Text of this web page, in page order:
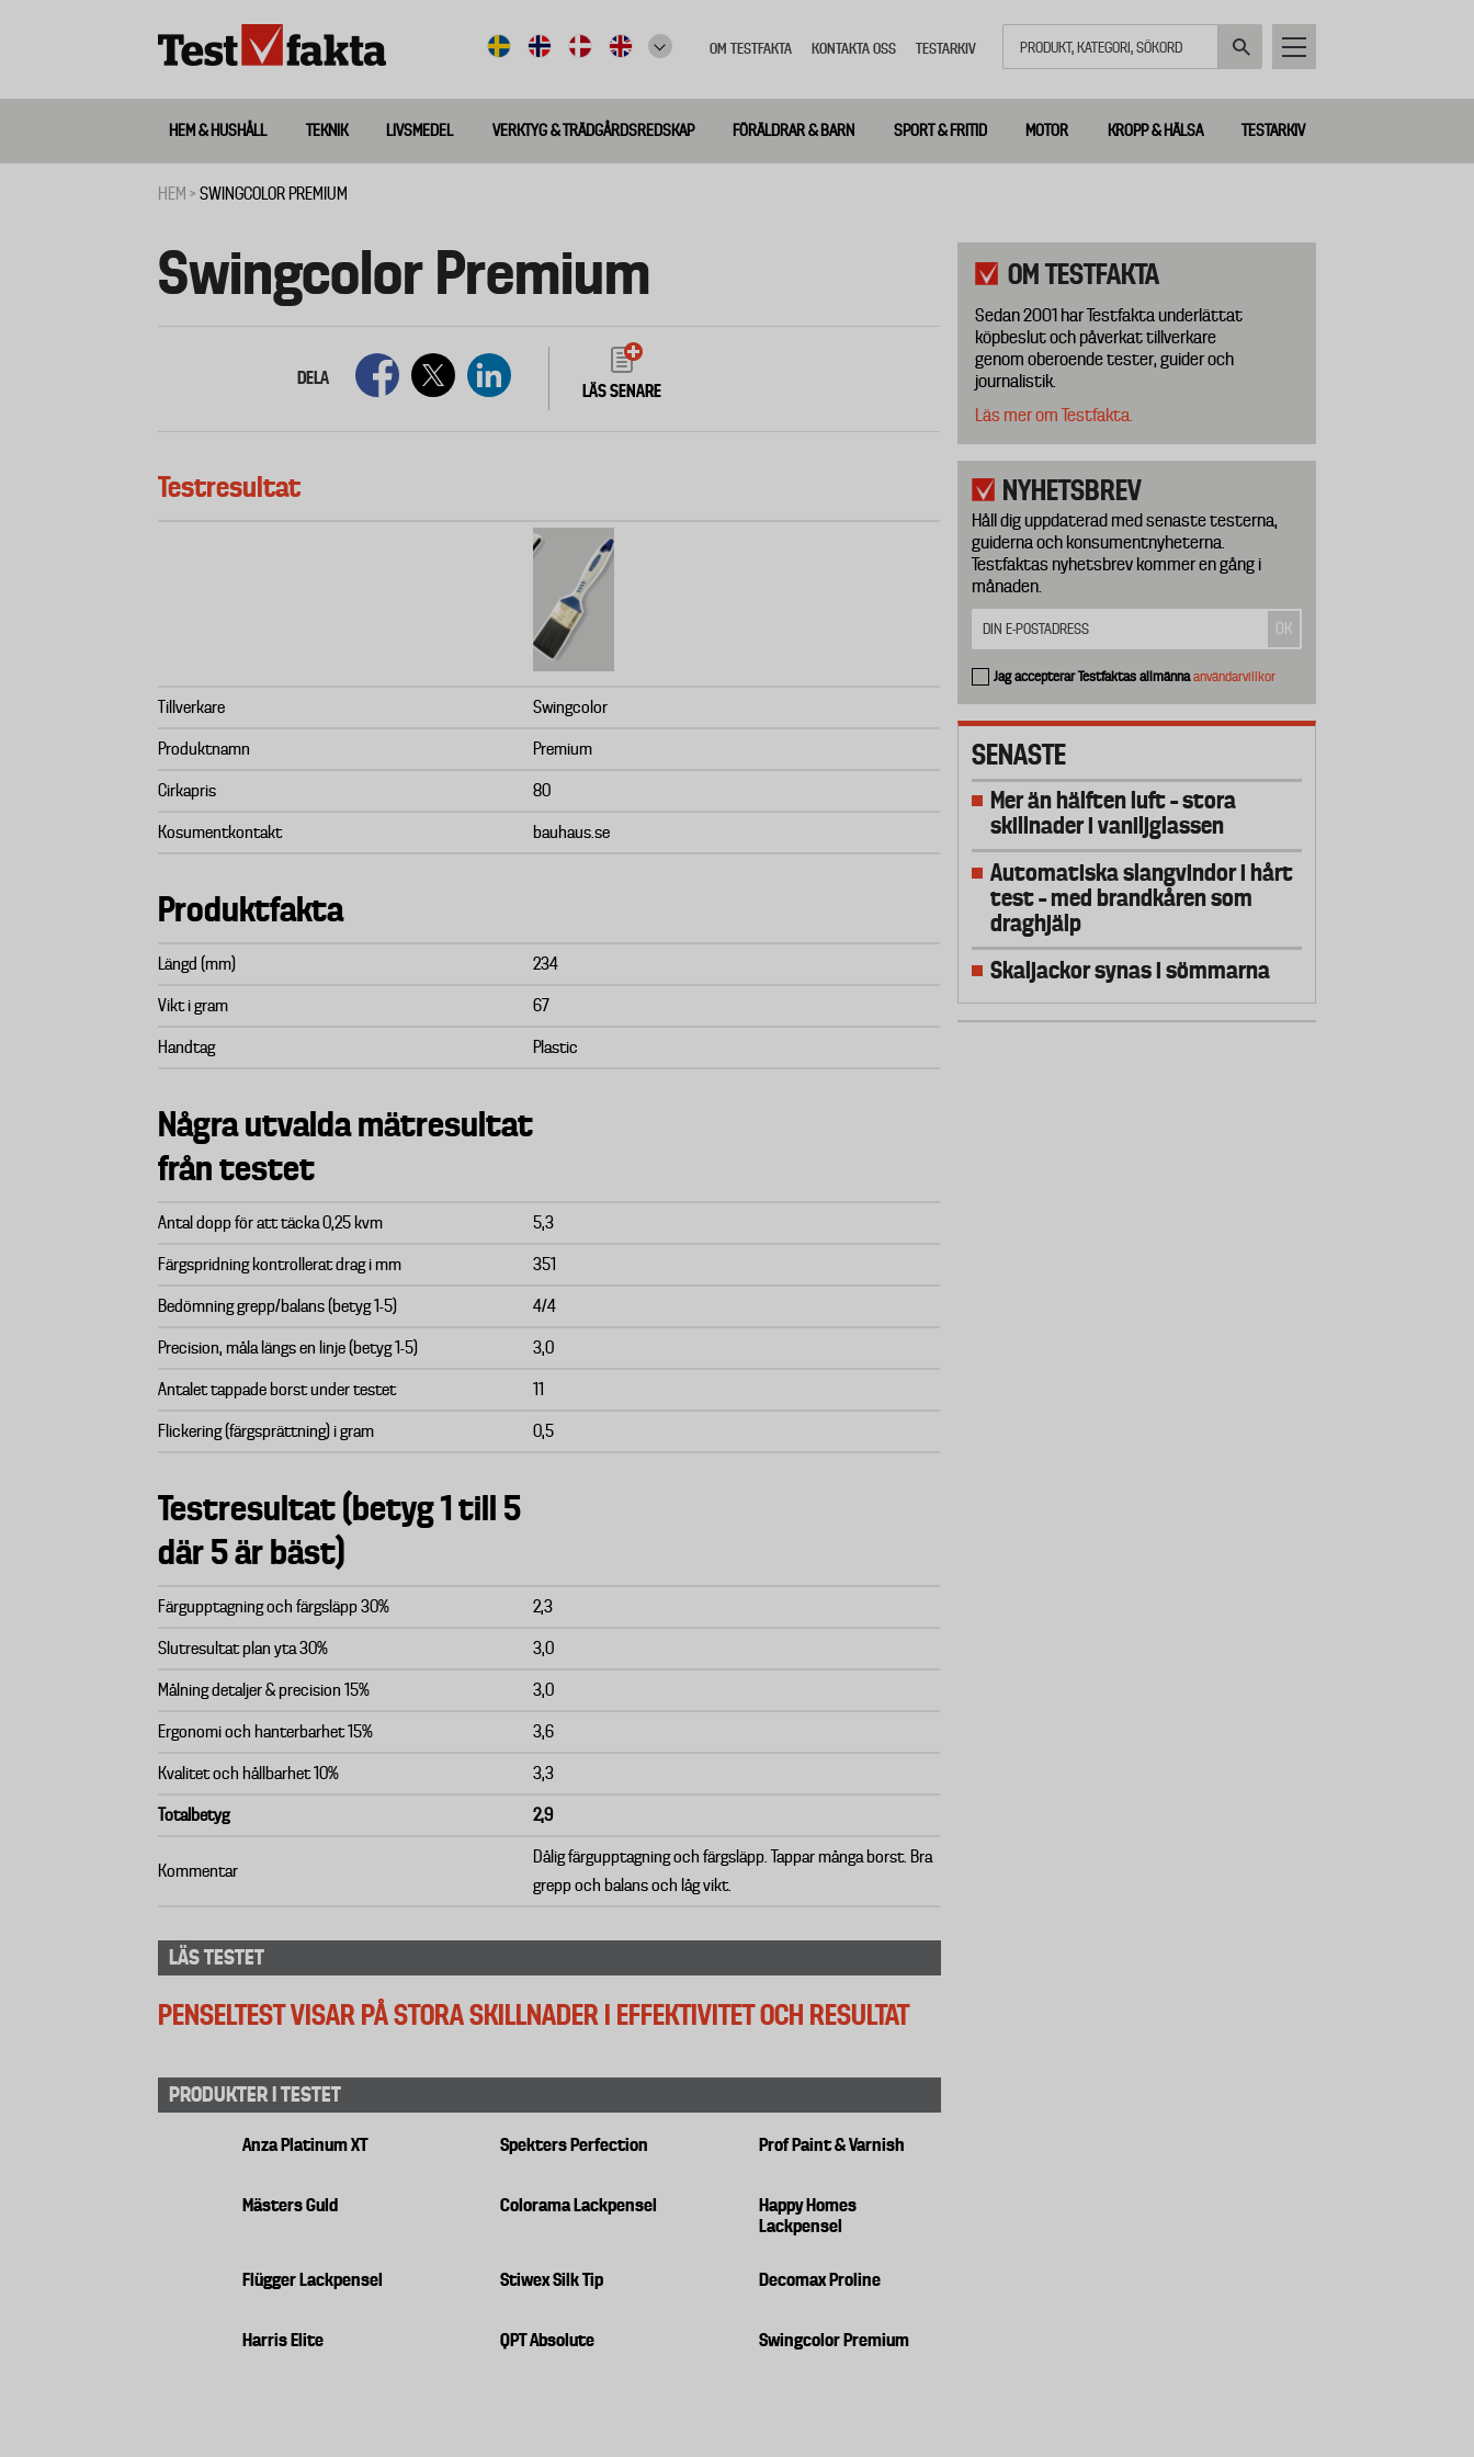
meny
OM TESTFAKTA KONTAKTA OSS TESTARKIV
Huvudmeny
ny
HEM & HUSHÅLL TEKNIK LIVSMEDEL VERKTYG & TRÄDGÅRDSREDSKAP FÖRÄLDRAR & BARN SPORT & FRITID MOTOR KROPP & HÄLSA TESTARKIV
HEM SWINGCOLOR PREMIUM
Swingcolor Premium
DELA
LÄS SENARE
Testresultat
Tillverkare Swingcolor
Produktnamn Premium
Cirkapris 80
Kosumentkontakt bauhaus.se
Produktfakta
Längd (mm) 234
Vikt i gram 67
Handtag Plastic
Några utvalda mätresultat
från testet
Antal dopp för att täcka 0,25 kvm 5,3
Färgspridning kontrollerat drag i mm 351
Bedömning grepp/balans (betyg 1-5) 4/4
Precision, måla längs en linje (betyg 1-5) 3,0
Antalet tappade borst under testet 11
Flickering (färgsprättning) i gram 0,5
Testresultat (betyg 1 till 5
där 5 är bäst)
Färgupptagning och färgsläpp 30% 2,3
Slutresultat plan yta 30% 3,0
Målning detaljer & precision 15% 3,0
Ergonomi och hanterbarhet 15% 3,6
Kvalitet och hållbarhet 10% 3,3
Totalbetyg 2,9
Kommentar
Dålig färgupptagning och färgsläpp. Tappar många borst. Bra
grepp och balans och låg vikt.
LÄS TESTET
PENSELTEST VISAR PÅ STORA SKILLNADER I EFFEKTIVITET OCH RESULTAT
PRODUKTER I TESTET
Anza Platinum XT Spekters Perfection Prof Paint & Varnish
Mästers Guld Colorama Lackpensel
Happy Homes
Lackpensel
Flügger Lackpensel Stiwex Silk Tip Decomax Proline
Harris Elite QPT Absolute Swingcolor Premium
OM TESTFAKTA
Sedan 2001 har Testfakta underlättat
köpbeslut och påverkat tillverkare
genom oberoende tester, guider och
journalistik.
Läs mer om Testfakta.
NYHETSBREV
Håll dig uppdaterad med senaste testerna,
guiderna och konsumentnyheterna.
Testfaktas nyhetsbrev kommer en gång i
månaden.
Jag accepterar Testfaktas allmännaanvändarvillkor
SENASTE
Mer än hälften luft – stora
skillnader i vaniljglassen
Automatiska slangvindor i hårt
test – med brandkåren som
draghjälp
Skaljackor synas i sömmarna